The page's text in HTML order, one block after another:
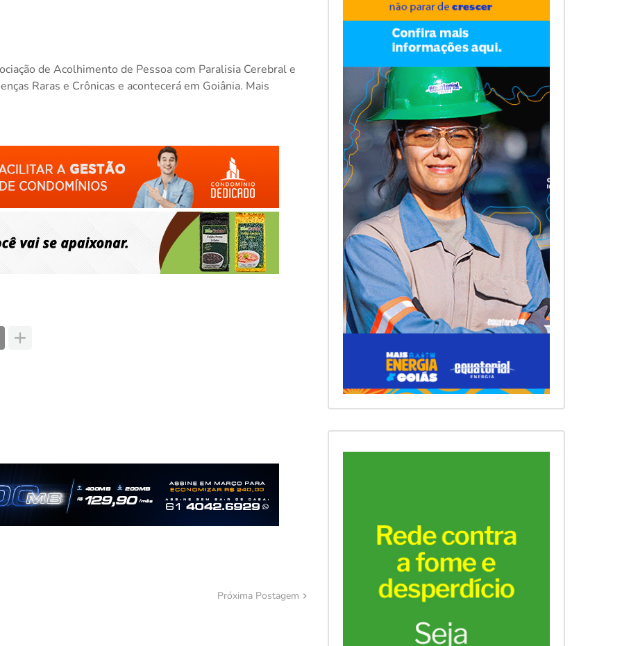
de Acolhimento de Pessoa com Paralisia Cerebral e
Raras e Crônicas e acontecerá em Goiânia. Mais
Próxima Postagem